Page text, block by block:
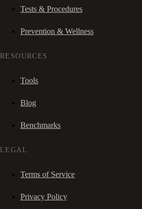
Tests & Procedures
Prevention & Wellness
RESOURCES
Tools
Blog
Benchmarks
LEGAL
Terms of Service
Privacy Policy